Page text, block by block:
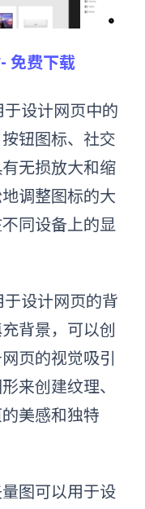
免费下载
设计网页中的
钮图标、社交
无损放大和缩
调整图标的大
同设备上的显
设计网页的背
背景，可以创
页的视觉吸引
来创建纹理、
美感和独特
图可以用于设